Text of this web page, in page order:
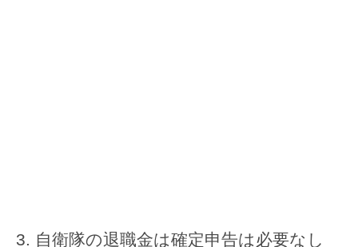
自衛隊の退職金は確定申告は必要なし